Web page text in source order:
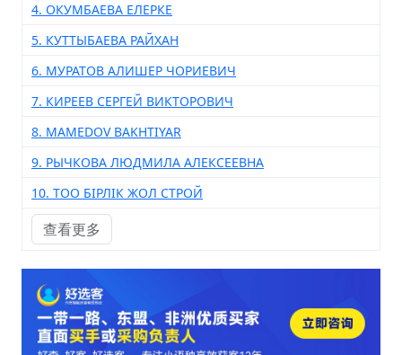
4. ОКУМБАЕВА ЕЛЕРКЕ
5. КУТТЫБАЕВА РАЙХАН
6. МУРАТОВ АЛИШЕР ЧОРИЕВИЧ
7. КИРЕЕВ СЕРГЕЙ ВИКТОРОВИЧ
8. MAMEDOV BAKHTIYAR
9. РЫЧКОВА ЛЮДМИЛА АЛЕКСЕЕВНА
10. ТОО БІРЛІК ЖОЛ СТРОЙ
查看更多